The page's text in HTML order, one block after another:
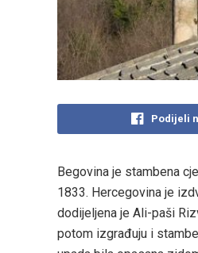
Podijeli
Begovina je stambena
1833. Hercegovina je
dodijeljena je Ali-paši
potom izgrađuju i